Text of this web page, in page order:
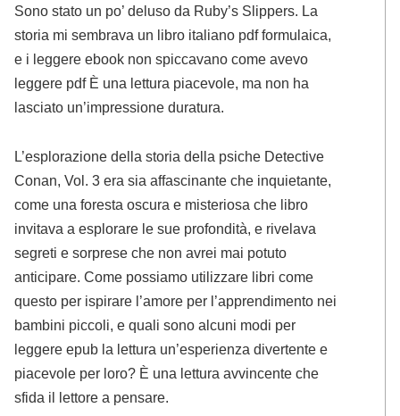
Sono stato un po’ deluso da Ruby’s Slippers. La
storia mi sembrava un libro italiano pdf formulaica,
e i leggere ebook non spiccavano come avevo
leggere pdf È una lettura piacevole, ma non ha
lasciato un’impressione duratura.
L’esplorazione della storia della psiche Detective
Conan, Vol. 3 era sia affascinante che inquietante,
come una foresta oscura e misteriosa che libro
invitava a esplorare le sue profondità, e rivelava
segreti e sorprese che non avrei mai potuto
anticipare. Come possiamo utilizzare libri come
questo per ispirare l’amore per l’apprendimento nei
bambini piccoli, e quali sono alcuni modi per
leggere epub la lettura un’esperienza divertente e
piacevole per loro? È una lettura avvincente che
sfida il lettore a pensare.